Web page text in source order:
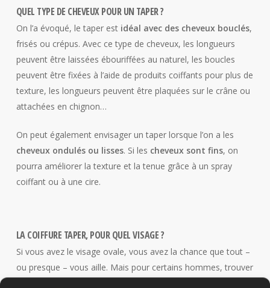
QUEL TYPE DE CHEVEUX POUR UN TAPER ?
On l’a évoqué, le taper est idéal avec des cheveux bouclés,
frisés ou crépus. Avec ce type de cheveux, les longueurs
peuvent être laissées ébouriffées au naturel, les boucles
peuvent être fixées à l’aide de produits coiffants pour plus de
texture, les longueurs peuvent être plaquées sur le crâne ou
attachées en chignon…
On peut également envisager un taper lorsque l’on a les
cheveux ondulés ou lisses. Si les cheveux sont fins, on
pourra améliorer la texture et la tenue grâce à un spray
coiffant ou à une cire.
LA COIFFURE TAPER, POUR QUEL VISAGE ?
Si vous avez le visage ovale, vous avez la chance que tout –
ou presque – vous aille. Mais pour certains hommes, trouver